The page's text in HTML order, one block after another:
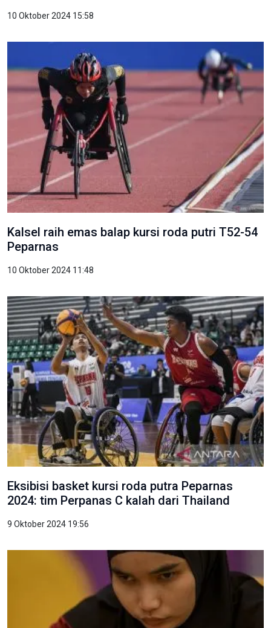
10 Oktober 2024 15:58
Kalsel raih emas balap kursi roda putri T52-54
Peparnas
10 Oktober 2024 11:48
Eksibisi basket kursi roda putra Peparnas
2024: tim Perpanas C kalah dari Thailand
9 Oktober 2024 19:56